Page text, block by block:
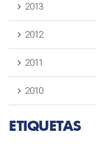
2013
2012
2011
2010
ETIQUETAS